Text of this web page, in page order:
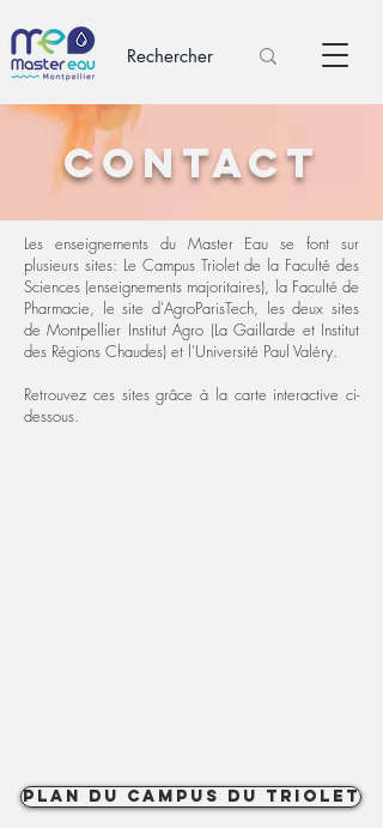
contact
Les enseignements du Master Eau se font sur
plusieurs sites: Le Campus Triolet de la Faculté des
Sciences (enseignements majoritaires), la Faculté de
Pharmacie, le site d'AgroParisTech, les deux sites
de Montpellier Institut Agro (La Gaillarde et Institut
des Régions Chaudes) et l'Université Paul Valéry.
Retrouvez ces sites grâce à la carte interactive ci-
dessous.
Plan du Campus du Triolet